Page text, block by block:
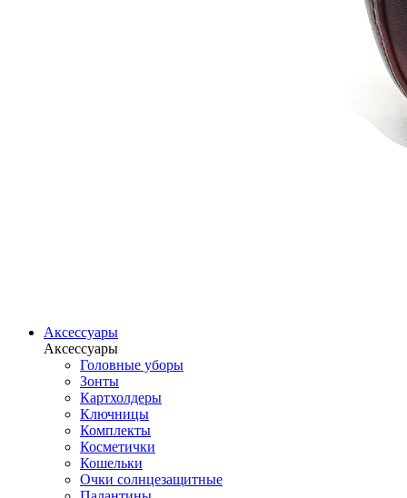
Аксессуары
Аксессуары
Головные уборы
Зонты
Картхолдеры
Ключницы
Комплекты
Косметички
Кошельки
Очки солнцезащитные